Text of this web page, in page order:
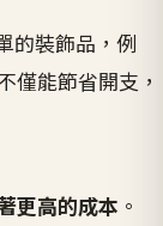
的裝飾品，例
僅能節省開支，
更高的成本 。